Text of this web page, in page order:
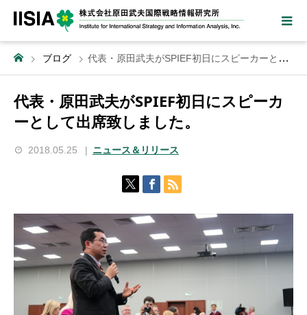
ブログ 代表・原田武夫がSPIEF初日にスピーカーとして出席致しました。
代表・原田武夫がSPIEF初日にスピーカ
ーとして出席致しました。
2018.05.25 ニュース＆リリース